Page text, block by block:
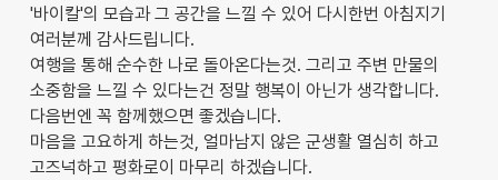
'바이칼'의 모습과 그 공간을 느낄 수 있어 다시한번 아침지기
여러분께 감사드립니다.
여행을 통해 순수한 나로 돌아온다는것. 그리고 주변 만물의
소중함을 느낄 수 있다는건 정말 행복이 아닌가 생각합니다.
다음번엔 꼭 함께했으면 좋겠습니다.
마음을 고요하게 하는것, 얼마남지 않은 군생활 열심히 하고
고즈넉하고 평화로이 마무리 하겠습니다.